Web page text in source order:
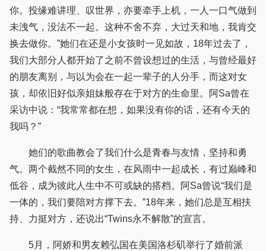
你。投缘难讲理、叹世界，亦要牵手上机，一人一口气做到
未洩气，没法不一起。这种不舍不弃，大过天和地，我肯交
换去做你。”她们在还是小女孩时一见如故，18年过去了，
我们大部分人都开始了之前不曾设想过的生活，与曾经最好
的朋友离别，与以为会在一起一辈子的人分手，而这对女
孩，却依旧好似亲姐妹般存在于对方的生命里。阿Sa曾在
采访中说：“我常常都在想，如果没有你的话，还有今天的
我吗？”
她们的歌曲教会了我们什么是青春与友情，坚持和勇
气。两个截然不同的女生，在风雨中一起成长，有过巅峰和
低谷，成为彼此人生中不可或缺的搭档。阿Sa曾说“我们是
一体的，我们要陪对方撑下去。”18年来，她们总是互相扶
持、力挺对方，还说出“Twins永不解散”的宣言。
5月，阿娇和男友赖弘国在美国洛杉矶举行了婚前派